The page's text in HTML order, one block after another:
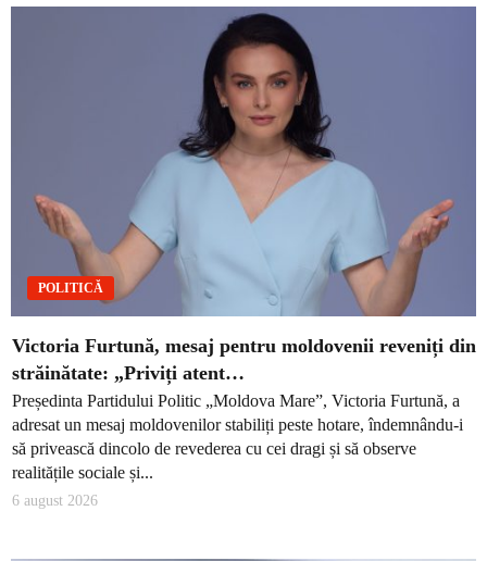
POLITICĂ
Victoria Furtună, mesaj pentru moldovenii reveniți din
străinătate: „Priviți atent…
Președinta Partidului Politic „Moldova Mare”, Victoria Furtună, a
adresat un mesaj moldovenilor stabiliți peste hotare, îndemnându-i
să privească dincolo de revederea cu cei dragi și să observe
realitățile sociale și...
6 august 2026